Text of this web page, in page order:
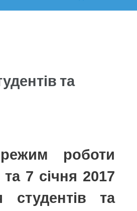
та
роботи
7 січня 2017
студентів та